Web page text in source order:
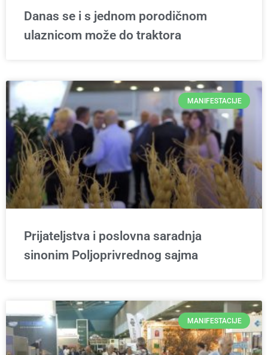
Danas se i s jednom porodičnom
ulaznicom može do traktora
MANIFESTACIJE
Prijateljstva i poslovna saradnja
sinonim Poljoprivrednog sajma
MANIFESTACIJE